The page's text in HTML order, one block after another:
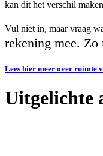
kan dit het verschil
Vul niet in, maar vraag
rekening mee.
Lees hier meer over ruimte
Uitgelichte